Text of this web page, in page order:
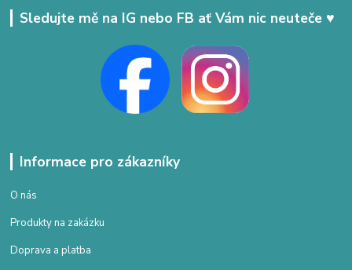
Sledujte mě na IG nebo FB ať Vám nic neuteče ♥
Informace pro zákazníky
O nás
Produkty na zakázku
Doprava a platba